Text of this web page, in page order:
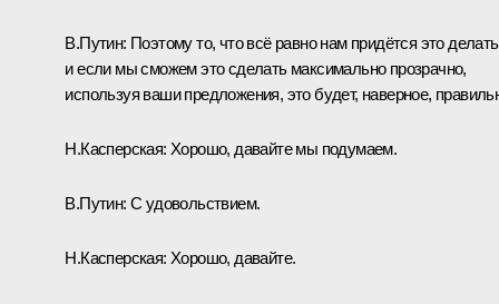
В.Путин: Поэтому то, что всё равно нам придётся это
и если мы сможем это сделать максимально прозрачно,
используя ваши предложения, это будет, наверное,
Н.Касперская: Хорошо, давайте мы подумаем.
В.Путин: С удовольствием.
Н.Касперская: Хорошо, давайте.